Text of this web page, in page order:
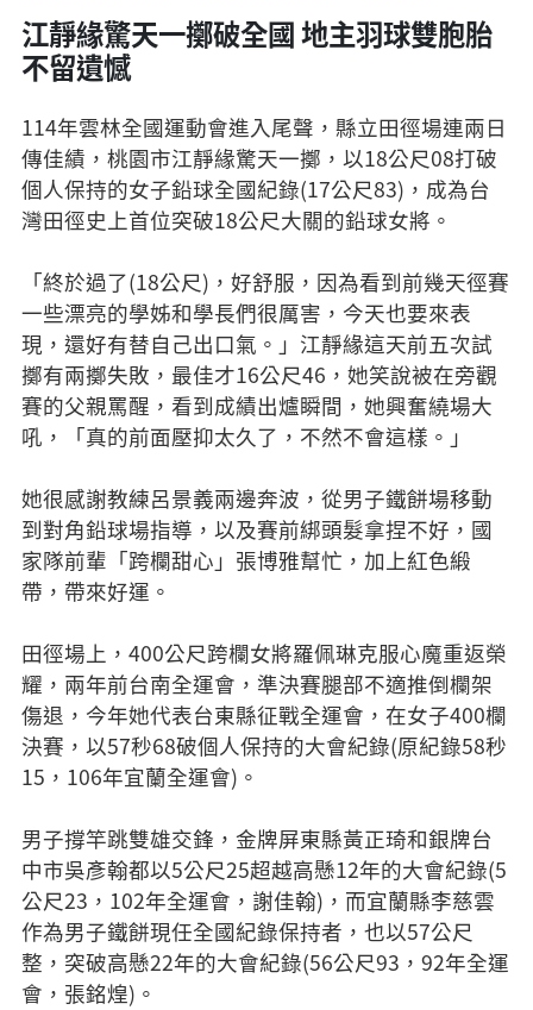
江靜緣驚天一擲破全國 地主羽球雙胞胎
不留遺憾
114年雲林全國運動會進入尾聲，縣立田徑場連兩日
傳佳績，桃園市江靜緣驚天一擲，以18公尺08打破
個人保持的女子鉛球全國紀錄(17公尺83)，成為台
灣田徑史上首位突破18公尺大關的鉛球女將。
「終於過了(18公尺)，好舒服，因為看到前幾天徑賽
一些漂亮的學姊和學長們很厲害，今天也要來表
現，還好有替自己出口氣。」江靜緣這天前五次試
擲有兩擲失敗，最佳才16公尺46，她笑說被在旁觀
賽的父親罵醒，看到成績出爐瞬間，她興奮繞場大
吼，「真的前面壓抑太久了，不然不會這樣。」
她很感謝教練呂景義兩邊奔波，從男子鐵餅場移動
到對角鉛球場指導，以及賽前綁頭髮拿捏不好，國
家隊前輩「跨欄甜心」張博雅幫忙，加上紅色緞
帶，帶來好運。
田徑場上，400公尺跨欄女將羅佩琳克服心魔重返榮
耀，兩年前台南全運會，準決賽腿部不適推倒欄架
傷退，今年她代表台東縣征戰全運會，在女子400欄
決賽，以57秒68破個人保持的大會紀錄(原紀錄58秒
15，106年宜蘭全運會)。
男子撐竿跳雙雄交鋒，金牌屏東縣黃正琦和銀牌台
中市吳彥翰都以5公尺25超越高懸12年的大會紀錄(5
公尺23，102年全運會，謝佳翰)，而宜蘭縣李慈雲
作為男子鐵餅現任全國紀錄保持者，也以57公尺
整，突破高懸22年的大會紀錄(56公尺93，92年全運
會，張銘煌)。